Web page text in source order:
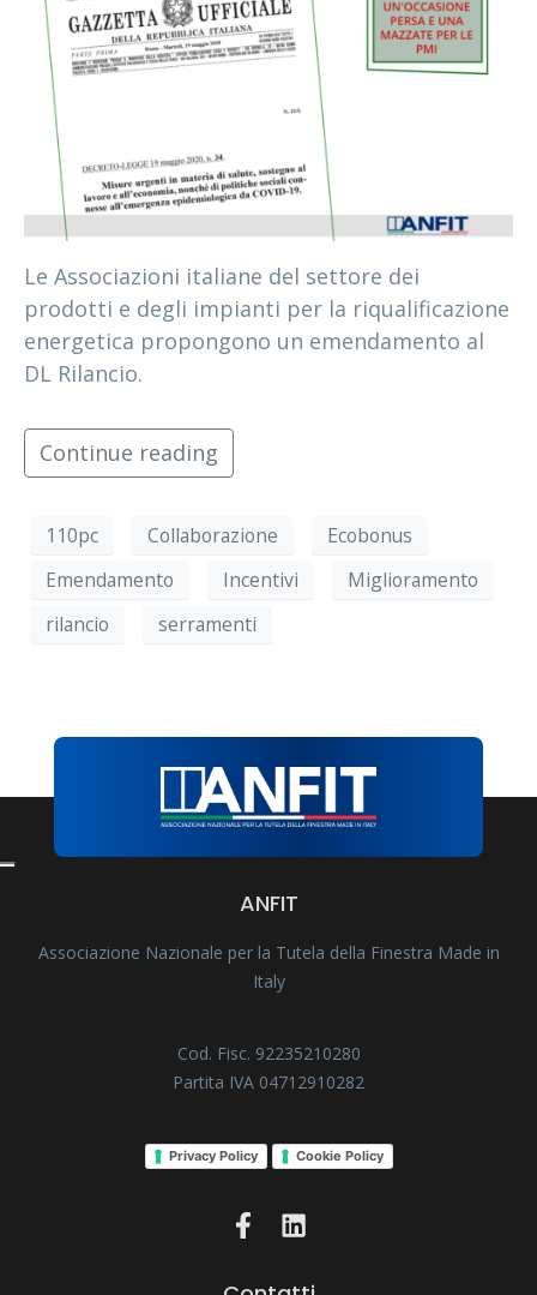
Le Associazioni italiane del settore dei
prodotti e degli impianti per la riqualificazione
energetica propongono un emendamento al
DL Rilancio.
Continue reading
110pc Collaborazione
Ecobonus
Emendamento
Incentivi
Miglioramento
rilancio
serramenti
ANFIT
Associazione Nazionale per la Tutela della Finestra Made in
Italy
Cod. Fisc. 92235210280
Partita IVA 04712910282
Privacy Policy Cookie Policy